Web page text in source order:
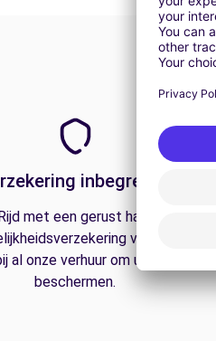
inbegrepen
met een gerust hart.
van derden is
al onze verhuur om u op de
beschermen.